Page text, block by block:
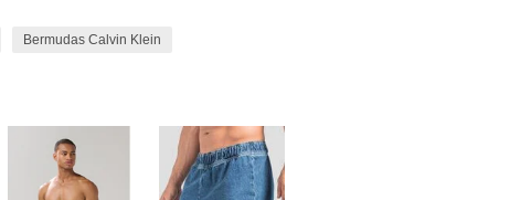
Bermudas Calvin Klein